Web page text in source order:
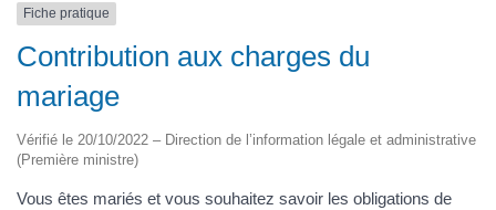
Fiche pratique
Contribution aux charges du
mariage
Vérifié le 20/10/2022 – Direction de l’information légale et administrative
(Première ministre)
Vous êtes mariés et vous souhaitez savoir les obligations de